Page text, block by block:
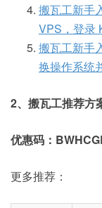
搬瓦工新手
VPS，登录
搬瓦工新手
换操作系统
2、搬瓦工推荐方
优惠码：
更多推荐：